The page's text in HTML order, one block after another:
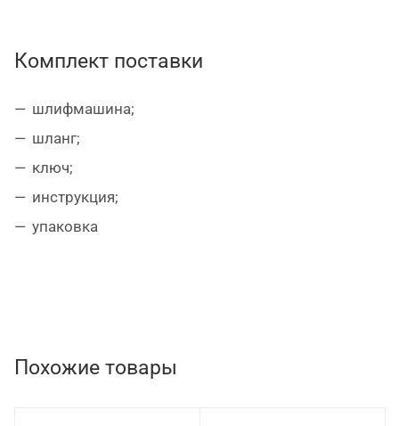
в комплекте длинный шланг пылеотвода.
Комплект поставки
шлифмашина;
шланг;
ключ;
инструкция;
упаковка
Похожие товары